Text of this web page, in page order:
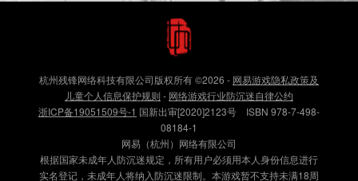
杭州残锋网络科技有限公司版权所有©2026 - 网易游戏隐私政策及
儿童个人信息保护规则- 网络游戏行业防沉迷自律公约
浙ICP备19051509号-1 国新出审[2020]2123号 ISBN 978-7-498-
08184-1
网易（杭州）网络有限公司
根据国家未成年人防沉迷规定，所有用户必须用本人身份信息进行
实名登记，未成年人将纳入防沉迷限制。本游戏暂不支持未满18周